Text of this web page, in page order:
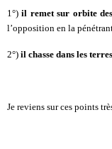
1°)il remet sur orbite
l’opposition en la
2°) il chasse dans les
Je reviens sur ces points